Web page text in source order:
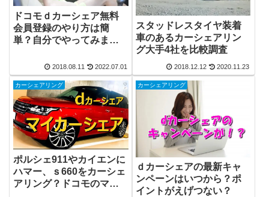
ドコモｄカーシェア無料
会員登録のやり方は簡
単？自分でやってみまし
2018.08.11 2022.07.01
スタッドレスタイヤ装着
車のあるカーシェアリン
グ大手4社を比較調査
2018.12.12 2020.11.23
カーシェアリング
ポルシェ911やカイエンに
ハマー、ｓ660をカーシェ
アリング？ドコモのマイ
カーシェアリング
ｄカーシェアの最新キャ
ンペーンはいつから？ポ
イントがえげつない？